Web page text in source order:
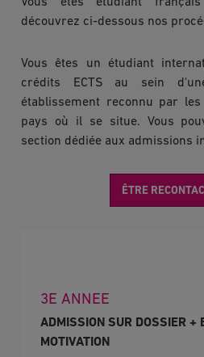
Vous êtes étudiant
découvrez ci-dessous nos
Vous êtes un étudiant
crédits ECTS au sein
établissement reconnu par
pays où il se situe. Vous
section dédiée aux admissions
ÊTRE
3E ANNEE
ADMISSION SUR DOSSIER +
MOTIVATION